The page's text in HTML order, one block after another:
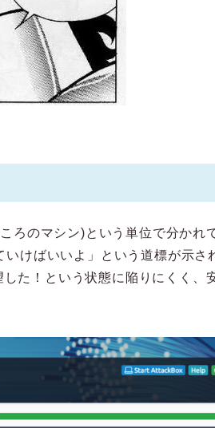
のマシン)という単位で分かれ
けばいいよ」という道標が示さ
た！という状態に陥りにくく、